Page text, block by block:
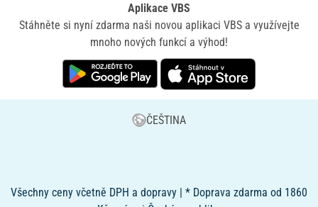
Aplikace VBS
Stáhněte si nyní zdarma naši novou aplikaci VBS a využívejte
mnoho nových funkcí a výhod!
ČEŠTINA
Všechny ceny včetně DPH a dopravy | * Doprava zdarma od 1860